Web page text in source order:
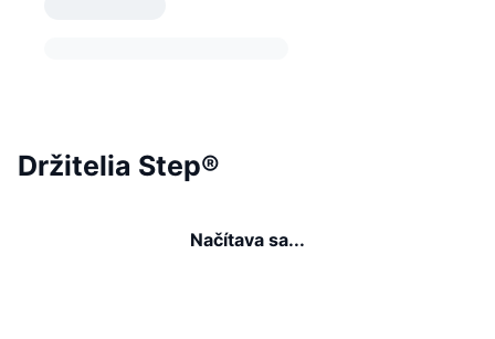
Držitelia Step®
Načítava sa...